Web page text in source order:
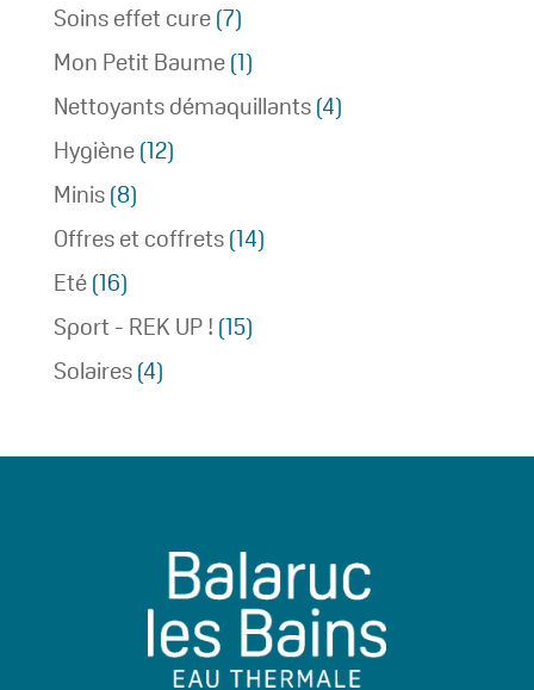
Soins effet cure (7)
Mon Petit Baume (1)
Nettoyants démaquillants (4)
Hygiène (12)
Minis (8)
Offres et coffrets (14)
Eté (16)
Sport - REK UP ! (15)
Solaires (4)